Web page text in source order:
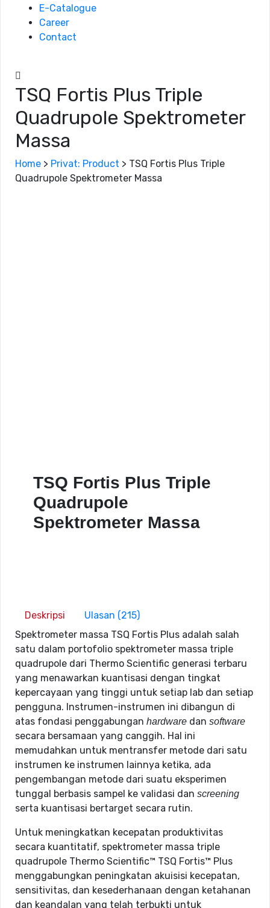
E-Catalogue
Career
Contact
TSQ Fortis Plus Triple
Quadrupole Spektrometer
Massa
Home > Privat: Product > TSQ Fortis Plus Triple
Quadrupole Spektrometer Massa
TSQ Fortis Plus Triple
Quadrupole
Spektrometer Massa
Deskripsi
Ulasan (215)
Spektrometer massa TSQ Fortis Plus adalah salah
satu dalam portofolio spektrometer massa triple
quadrupole dari Thermo Scientific generasi terbaru
yang menawarkan kuantisasi dengan tingkat
kepercayaan yang tinggi untuk setiap lab dan setiap
pengguna. Instrumen-instrumen ini dibangun di
atas fondasi penggabungan hardware dan software
secara bersamaan yang canggih. Hal ini
memudahkan untuk mentransfer metode dari satu
instrumen ke instrumen lainnya ketika, ada
pengembangan metode dari suatu eksperimen
tunggal berbasis sampel ke validasi dan screening
serta kuantisasi bertarget secara rutin.
Untuk meningkatkan kecepatan produktivitas
secara kuantitatif, spektrometer massa triple
quadrupole Thermo Scientific™ TSQ Fortis™ Plus
menggabungkan peningkatan akuisisi kecepatan,
sensitivitas, dan kesederhanaan dengan ketahanan
dan keandalan yang telah terbukti untuk